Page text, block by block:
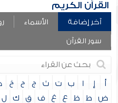
القرآن الكريم
آخر إضافة الأسماء
سور القرآن
أ إ ا ب ت ث ج ح خ
ض
ط ظ ع غ ف ق ك ل